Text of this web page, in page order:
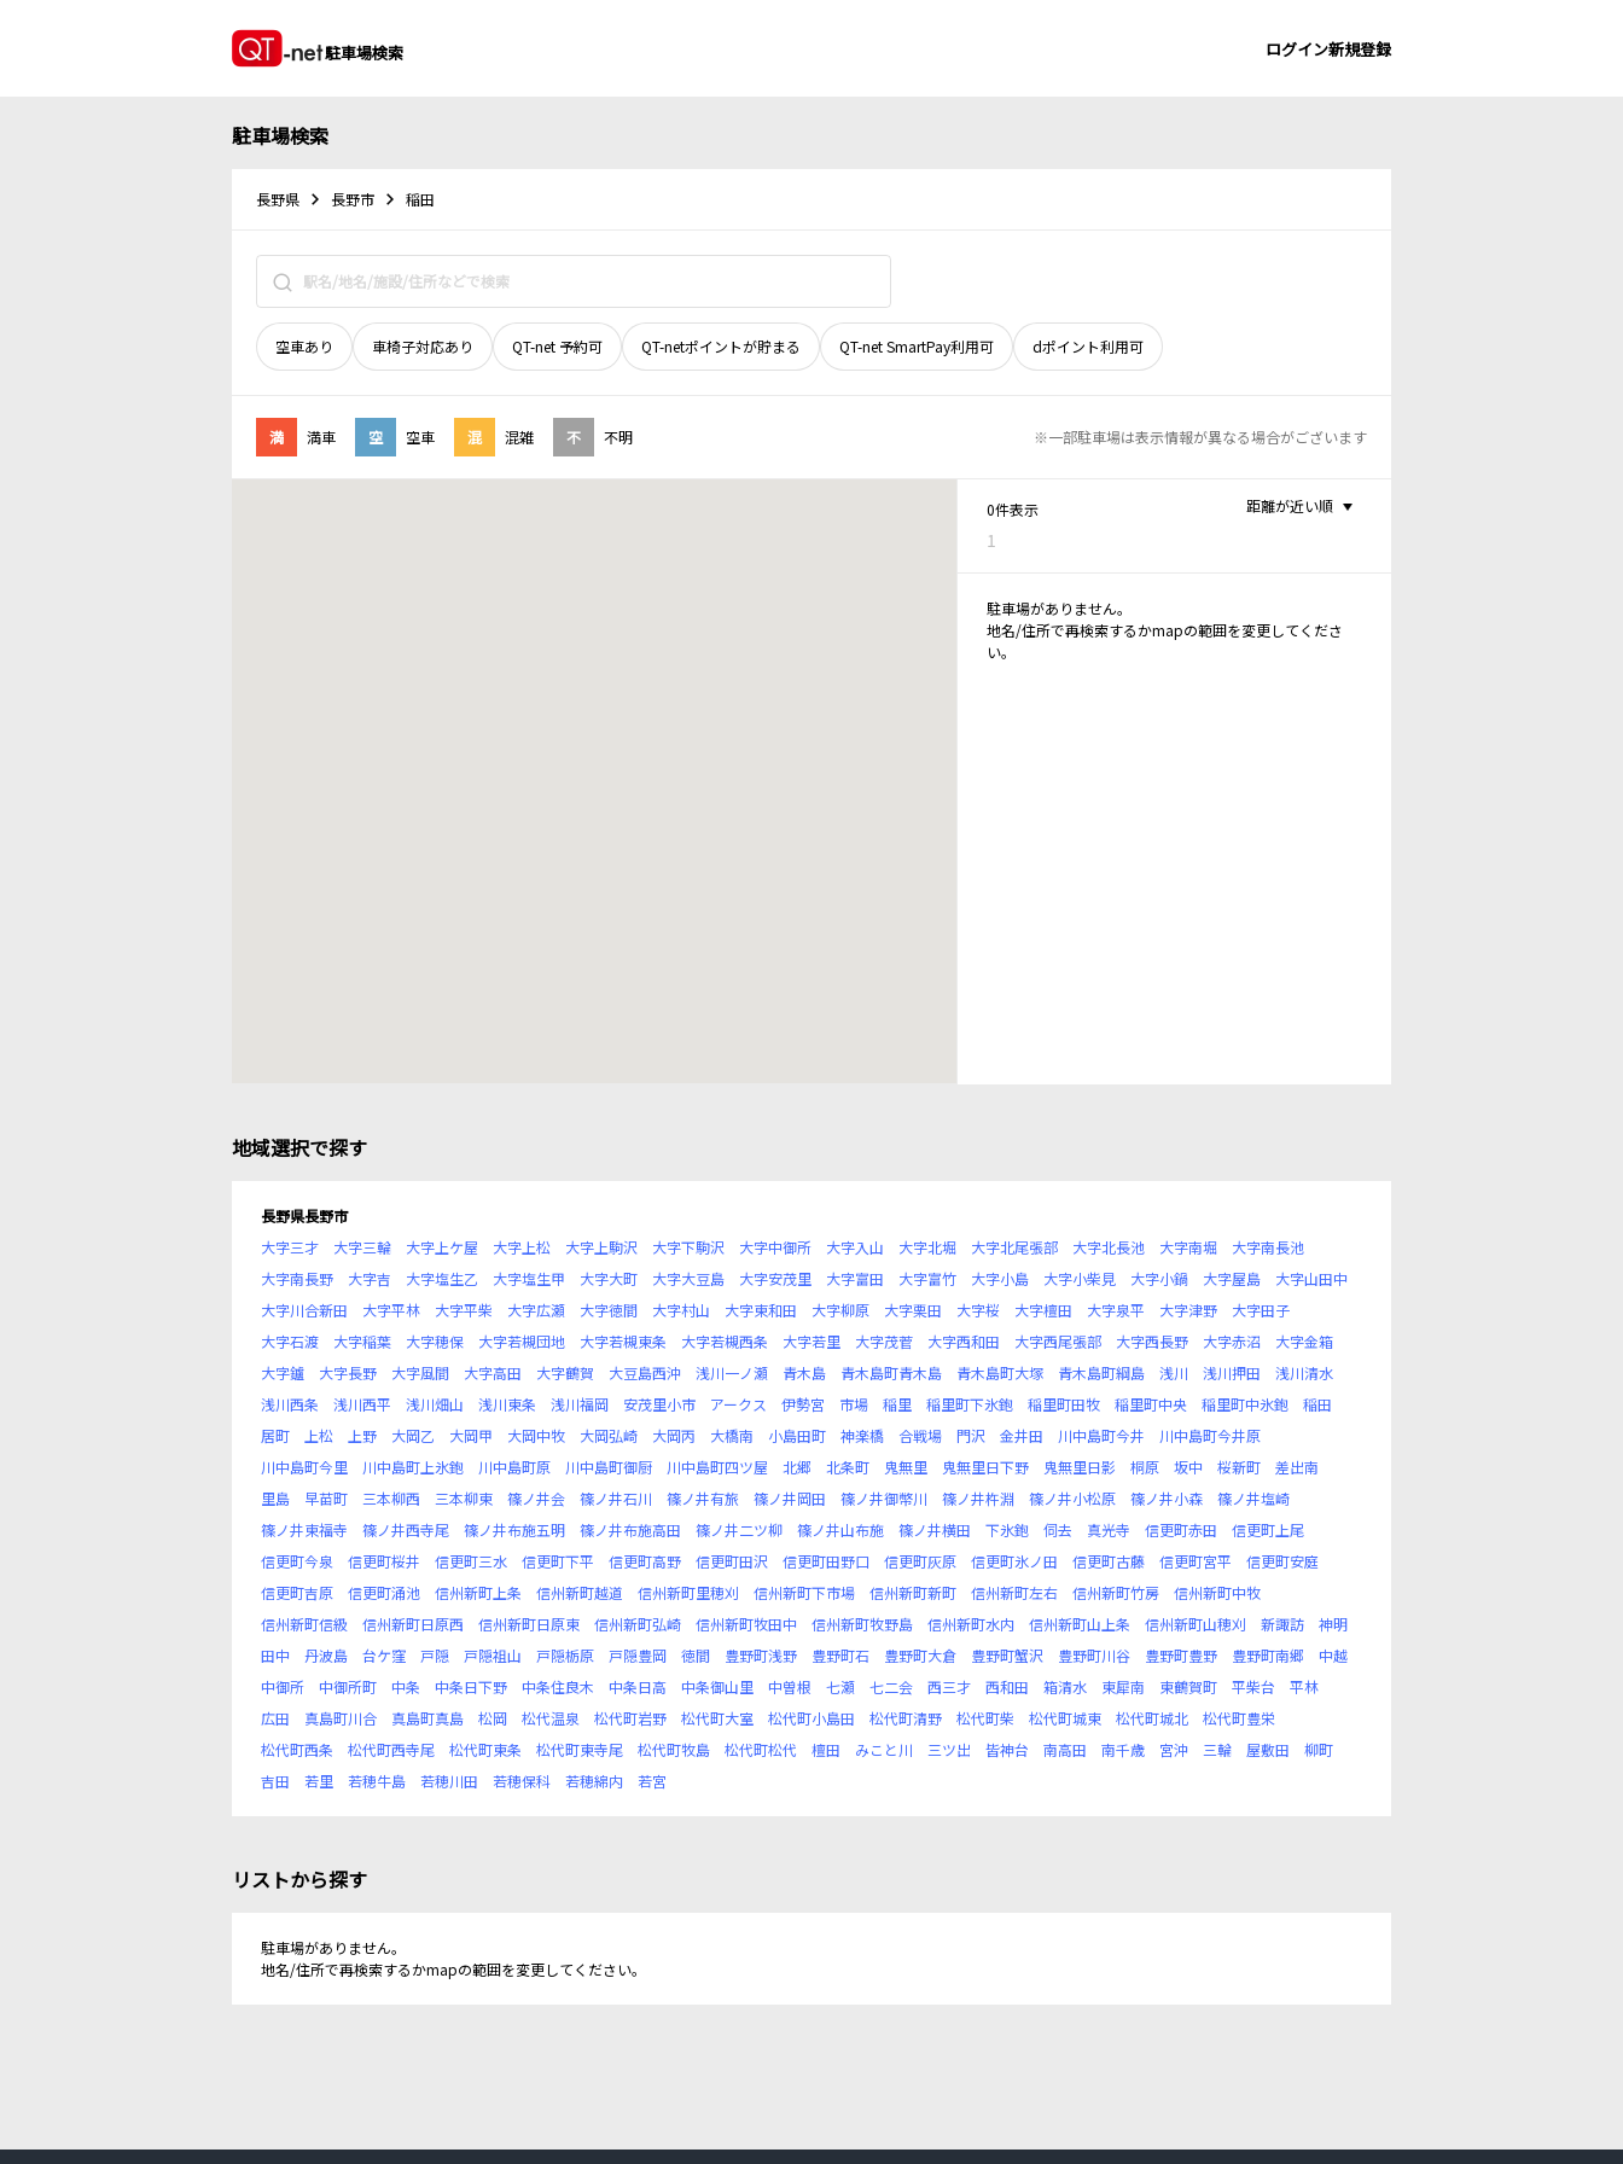
駐車場検索 ログイン新規登録
駐車場検索
長野県 長野市 稲田
空車あり 車椅子対応あり QT-net 予約可 QT-netポイントが貯まる QT-net SmartPay利用可 dポイント利用可
満 満車 空 空車 混 混雑 不 不明 ※一部駐車場は表示情報が異なる場合がございます
0件表示
1
距離が近い順
駐車場がありません。
地名/住所で再検索するかmapの範囲を変更してくださ
い。
地域選択で探す
長野県長野市
大字三才
大字三輪 大字上ケ屋 大字上松 大字上駒沢 大字下駒沢 大字中御所 大字入山 大字北堀 大字北尾張部 大字北長池 大字南堀
大字南長池
大字南長野
大字吉 大字塩生乙 大字塩生甲 大字大町 大字大豆島 大字安茂里 大字富田 大字富竹 大字小島 大字小柴見 大字小鍋 大字屋島
大字山田中
大字川合新田
大字平林 大字平柴 大字広瀬 大字徳間 大字村山 大字東和田 大字柳原 大字栗田 大字桜 大字檀田 大字泉平 大字津野
大字田子
大字石渡
大字稲葉 大字穂保 大字若槻団地 大字若槻東条 大字若槻西条 大字若里 大字茂菅 大字西和田 大字西尾張部 大字西長野 大字赤沼
大字金箱
大字鑪
大字長野 大字風間 大字高田 大字鶴賀 大豆島西沖 浅川一ノ瀬 青木島 青木島町青木島 青木島町大塚 青木島町綱島 浅川 浅川押田
浅川清水
浅川西条
浅川西平 浅川畑山 浅川東条 浅川福岡 安茂里小市 アークス 伊勢宮 市場 稲里 稲里町下氷鉋 稲里町田牧 稲里町中央 稲里町中氷鉋
稲田
居町
上松 上野 大岡乙 大岡甲 大岡中牧 大岡弘崎 大岡丙 大橋南 小島田町 神楽橋 合戦場 門沢 金井田 川中島町今井
川中島町今井原
川中島町今里
川中島町上氷鉋 川中島町原 川中島町御厨 川中島町四ツ屋 北郷 北条町 鬼無里 鬼無里日下野 鬼無里日影 桐原 坂中 桜新町
差出南
里島
早苗町 三本柳西 三本柳東 篠ノ井会 篠ノ井石川 篠ノ井有旅 篠ノ井岡田 篠ノ井御幣川 篠ノ井杵淵 篠ノ井小松原 篠ノ井小森
篠ノ井塩崎
篠ノ井東福寺
篠ノ井西寺尾 篠ノ井布施五明 篠ノ井布施高田 篠ノ井二ツ柳 篠ノ井山布施 篠ノ井横田 下氷鉋 伺去 真光寺 信更町赤田
信更町上尾
信更町今泉
信更町桜井 信更町三水 信更町下平 信更町高野 信更町田沢 信更町田野口 信更町灰原 信更町氷ノ田 信更町古藤 信更町宮平
信更町安庭
信更町吉原
信更町涌池 信州新町上条 信州新町越道 信州新町里穂刈 信州新町下市場 信州新町新町 信州新町左右 信州新町竹房
信州新町中牧
信州新町信級
信州新町日原西 信州新町日原東 信州新町弘崎 信州新町牧田中 信州新町牧野島 信州新町水内 信州新町山上条 信州新町山穂刈 新諏訪
神明
田中
丹波島 台ケ窪 戸隠 戸隠祖山 戸隠栃原 戸隠豊岡 徳間 豊野町浅野 豊野町石 豊野町大倉 豊野町蟹沢 豊野町川谷 豊野町豊野 豊野町南郷
中越
中御所
中御所町 中条 中条日下野 中条住良木 中条日高 中条御山里 中曽根 七瀬 七二会 西三才 西和田 箱清水 東犀南 東鶴賀町 平柴台
平林
広田
真島町川合 真島町真島 松岡 松代温泉 松代町岩野 松代町大室 松代町小島田 松代町清野 松代町柴 松代町城東 松代町城北
松代町豊栄
松代町西条
松代町西寺尾 松代町東条 松代町東寺尾 松代町牧島 松代町松代 檀田 みこと川 三ツ出 皆神台 南高田 南千歳 宮沖 三輪 屋敷田
柳町
吉田
若里 若穂牛島 若穂川田 若穂保科 若穂綿内 若宮
リストから探す
駐車場がありません。
地名/住所で再検索するかmapの範囲を変更してください。